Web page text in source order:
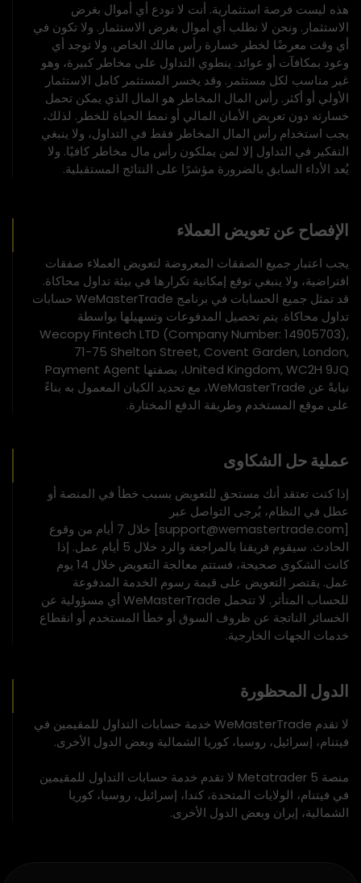
هذه ليست فرصة استثمارية. أنت لا تودع أي أموال بغرض
الاستثمار. ونحن لا نطلب أي أموال بغرض الاستثمار. ولا تكون في
أي وقت معرضًا لخطر خسارة رأس مالك الخاص. ولا توجد أي
وعود بمكافآت أو عوائد. ينطوي التداول على مخاطر كبيرة، وهو
غير مناسب لكل مستثمر. وقد يخسر المستثمر كامل الاستثمار
الأولي أو أكثر. رأس المال المخاطر هو المال الذي يمكن تحمل
خسارته دون تعريض الأمان المالي أو نمط الحياة للخطر. لذلك،
يجب استخدام رأس المال المخاطر فقط في التداول، ولا ينبغي
التفكير في التداول إلا لمن يملكون رأس مال مخاطر كافيًا. ولا
يُعد الأداء السابق بالضرورة مؤشرًا على النتائج المستقبلية.
الإفصاح عن تعويض العملاء
يجب اعتبار جميع الصفقات المعروضة لتعويض العملاء صفقات
افتراضية، ولا ينبغي توقع إمكانية تكرارها في بيئة تداول محاكاة.
قد تمثل جميع الحسابات في برنامج WeMasterTrade حسابات
تداول محاكاة. يتم تحصيل المدفوعات وتسهيلها بواسطة
Wecopy Fintech LTD (Company Number: 14905703),
71-75 Shelton Street, Covent Garden, London,
United Kingdom, WC2H 9JQ، بصفتها Payment Agent
نيابةً عن WeMasterTrade، مع تحديد الكيان المعمول به بناءً
على موقع المستخدم وطريقة الدفع المختارة.
عملية حل الشكاوى
إذا كنت تعتقد أنك مستحق للتعويض بسبب خطأ في المنصة أو
عطل في النظام، يُرجى التواصل عبر
[support@wemastertrade.com] خلال 7 أيام من وقوع
الحادث. سيقوم فريقنا بالمراجعة والرد خلال 5 أيام عمل. إذا
كانت الشكوى صحيحة، فستتم معالجة التعويض خلال 14 يوم
عمل. يقتصر التعويض على قيمة رسوم الخدمة المدفوعة
للحساب المتأثر. لا تتحمل WeMasterTrade أي مسؤولية عن
الخسائر الناتجة عن ظروف السوق أو خطأ المستخدم أو انقطاع
خدمات الجهات الخارجية.
الدول المحظورة
لا تقدم WeMasterTrade خدمة حسابات التداول للمقيمين في
فيتنام، إسرائيل، روسيا، كوريا الشمالية وبعض الدول الأخرى.
منصة Metatrader 5 لا تقدم خدمة حسابات التداول للمقيمين
في فيتنام، الولايات المتحدة، كندا، إسرائيل، روسيا، كوريا
الشمالية، إيران وبعض الدول الأخرى.